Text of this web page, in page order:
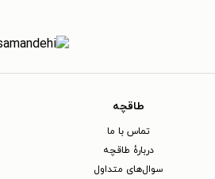
طاقچه
تماس با ما
دربارهٔ طاقچه
سوال‌های متداول